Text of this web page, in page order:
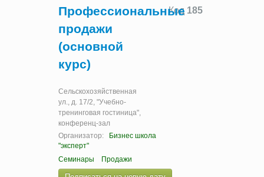
Код 185
Профессиональные
продажи
(основной
курс)
Сельскохозяйственная
ул., д. 17/2, "Учебно-
тренинговая гостиница",
конференц-зал
Организатор:
Бизнес школа
"эксперт"
Семинары
Продажи